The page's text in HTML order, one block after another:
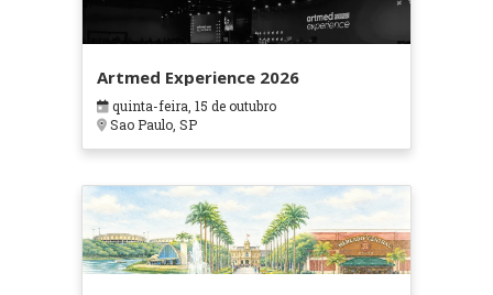
Artmed Experience 2026
quinta-feira, 15 de outubro
Sao Paulo, SP